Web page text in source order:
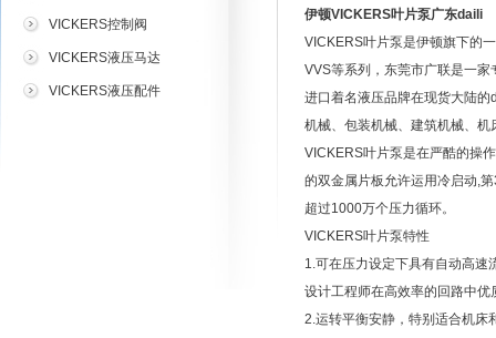
VICKERS控制阀
VICKERS液压马达
VICKERS液压配件
伊顿VICKERS叶片泵广东daili
VICKERS叶片泵是伊顿旗下的
VVS等系列，东莞市广联是一
进口着名液压品牌在现货大陆
机械、包装机械、建筑机械、
VICKERS叶片泵是在严酷的操
的双金属片板允许运用冷启动,
超过1000万个压力循环。
VICKERS叶片泵特性
1.可在压力设定下具有自动高速
设计工程师在高效率的回路中优
2.运转平衡安静，特别适合机床